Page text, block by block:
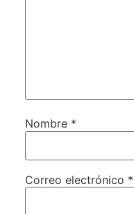
Nombre *
Correo electrónico *